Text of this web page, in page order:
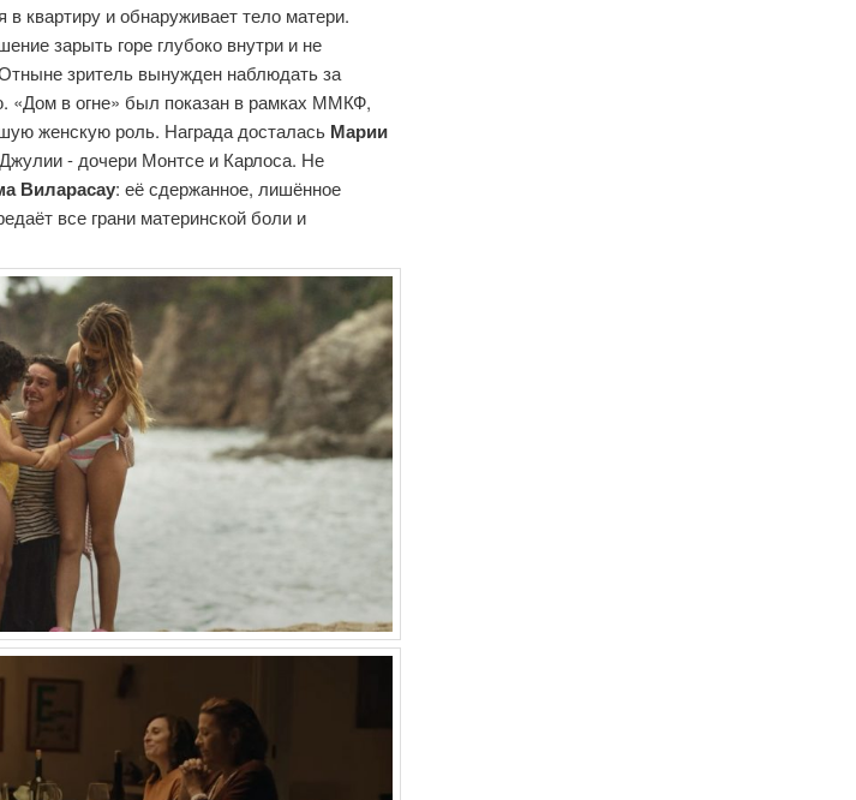
квартиру и обнаруживает тело матери.
зарыть горе глубоко внутри и не
зритель вынужден наблюдать за
«Дом в огне» был показан в рамках ММКФ,
женскую роль. Награда досталась Марии
- дочери Монтсе и Карлоса. Не
Виларасау: её сдержанное, лишённое
все грани материнской боли и